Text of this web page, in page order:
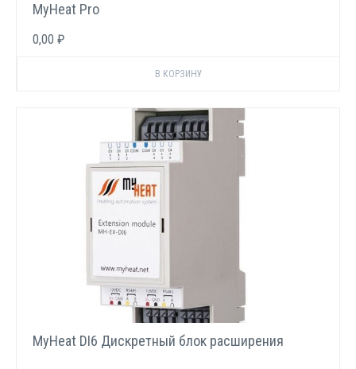
MyHeat Pro
0,00 ₽
MyHeat DI6 Дискретный блок расширения